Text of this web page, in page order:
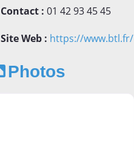
Contact : 01 42 93 45 45
Site Web : https://www.btl.fr/
Photos